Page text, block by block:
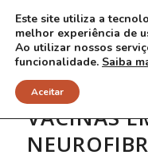
VACINAS
Este site utiliza a
melhor experiência de
Ao utilizar nossos
funcionalidade. Saiba
Aceitar